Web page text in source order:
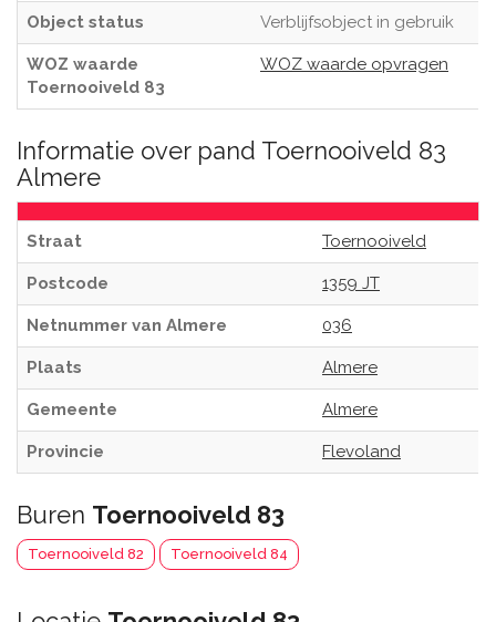
Object status Verblijfsobject in gebruik
WOZ waarde
Toernooiveld 83
WOZ waarde opvragen
Informatie over pand Toernooiveld 83
Almere
Straat Toernooiveld
Postcode 1359 JT
Netnummer van Almere 036
Plaats Almere
Gemeente Almere
Provincie Flevoland
Buren Toernooiveld 83
Toernooiveld 82 Toernooiveld 84